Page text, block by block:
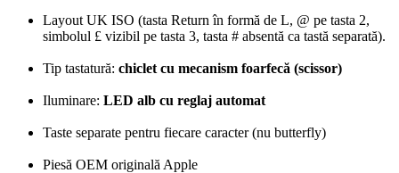
Layout UK ISO (tasta Return în formă de L, @ pe tasta 2,
simbolul £ vizibil pe tasta 3, tasta # absentă ca tastă separată).
Tip tastatură: chiclet cu mecanism foarfecă (scissor)
Iluminare: LED alb cu reglaj automat
Taste separate pentru fiecare caracter (nu butterfly)
Piesă OEM originală Apple